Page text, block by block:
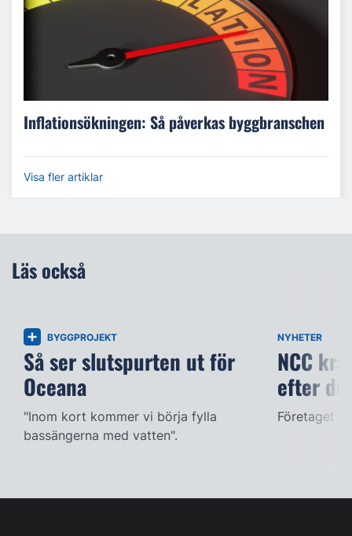
Inflationsökningen: Så påverkas byggbranschen
Visa fler artiklar
Läs också
BYGGPROJEKT
Så ser slutspurten ut för
Oceana
"Inom kort kommer vi börja fylla
bassängerna med vatten".
NYHETER
NCC
efter
Företaget